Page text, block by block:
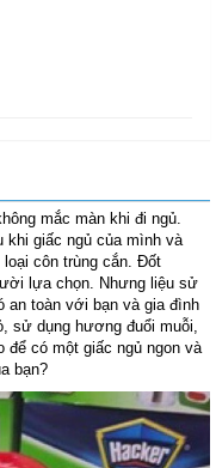
mắc màn khi đi ngủ.
khi giấc ngủ của mình và
côn trùng cắn. Đốt
lựa chọn. Nhưng liệu sử
an toàn với bạn và gia đình
sử dụng hương đuổi muỗi,
để có một giấc ngủ ngon và
bạn?